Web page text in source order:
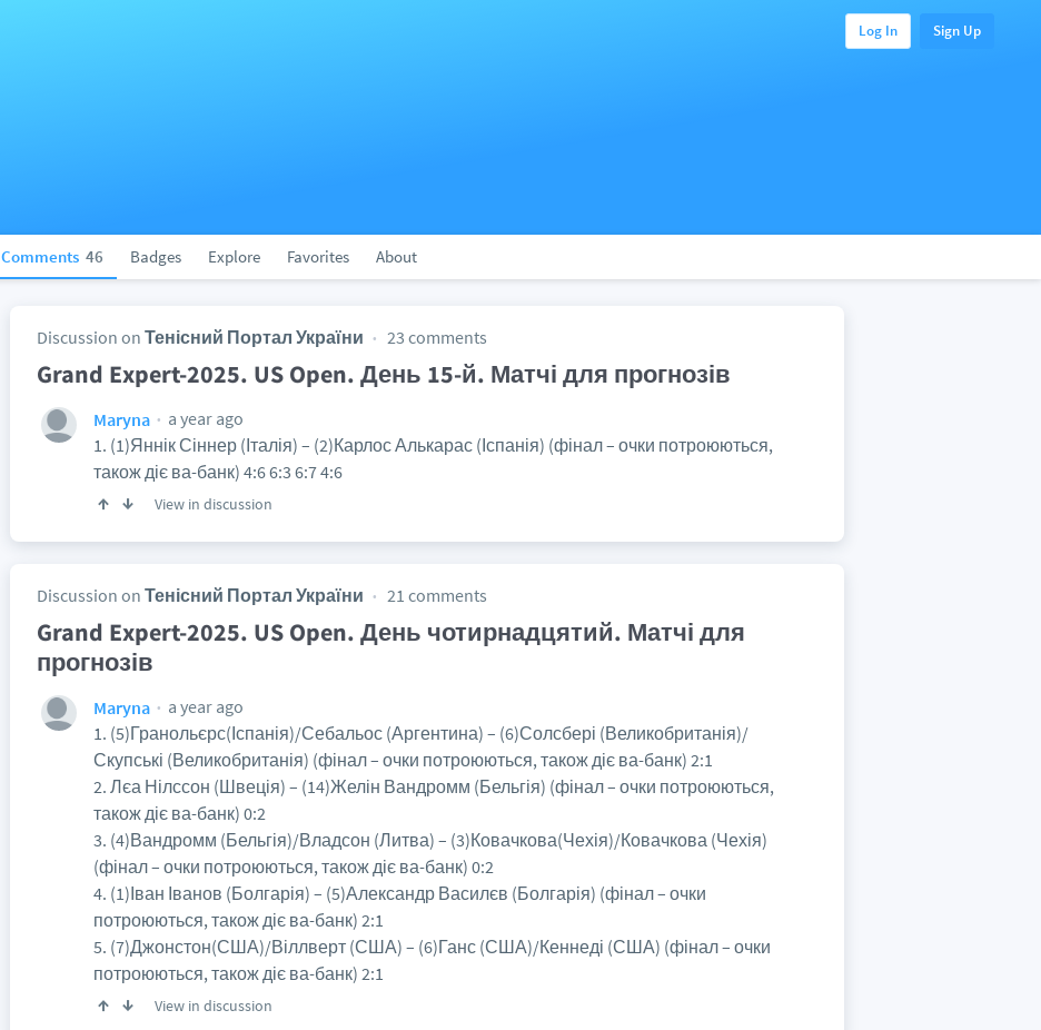
Log In Sign Up
Comments 46 Badges Explore Favorites About
Discussion on Тенісний Портал України 23 comments
Grand Expert-2025. US Open. День 15-й. Матчі для прогнозів
Maryna
a year ago
1. (1)Яннік Сіннер (Італія) – (2)Карлос Алькарас (Іспанія) (фінал – очки потроюються,
також діє ва-банк) 4:6 6:3 6:7 4:6
View in discussion
Discussion on Тенісний Портал України 21 comments
Grand Expert-2025. US Open. День чотирнадцятий. Матчі для
прогнозів
Maryna
a year ago
1. (5)Гранольєрс(Іспанія)/Себальос (Аргентина) – (6)Солсбері (Великобританія)/
Скупські (Великобританія) (фінал – очки потроюються, також діє ва-банк) 2:1
2. Лєа Нілссон (Швеція) – (14)Желін Вандромм (Бельгія) (фінал – очки потроюються,
також діє ва-банк) 0:2
3. (4)Вандромм (Бельгія)/Владсон (Литва) – (3)Ковачкова(Чехія)/Ковачкова (Чехія)
(фінал – очки потроюються, також діє ва-банк) 0:2
4. (1)Іван Іванов (Болгарія) – (5)Александр Василєв (Болгарія) (фінал – очки
потроюються, також діє ва-банк) 2:1
5. (7)Джонстон(США)/Віллверт (США) – (6)Ганс (США)/Кеннеді (США) (фінал – очки
потроюються, також діє ва-банк) 2:1
View in discussion